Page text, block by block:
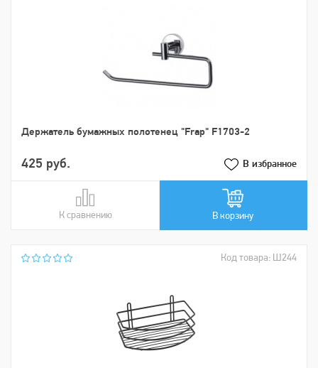
Держатель бумажных полотенец "Frap" F1703-2
425 руб. В избранное
К сравнению
В сравнении В корзину
Код товара: Ш244